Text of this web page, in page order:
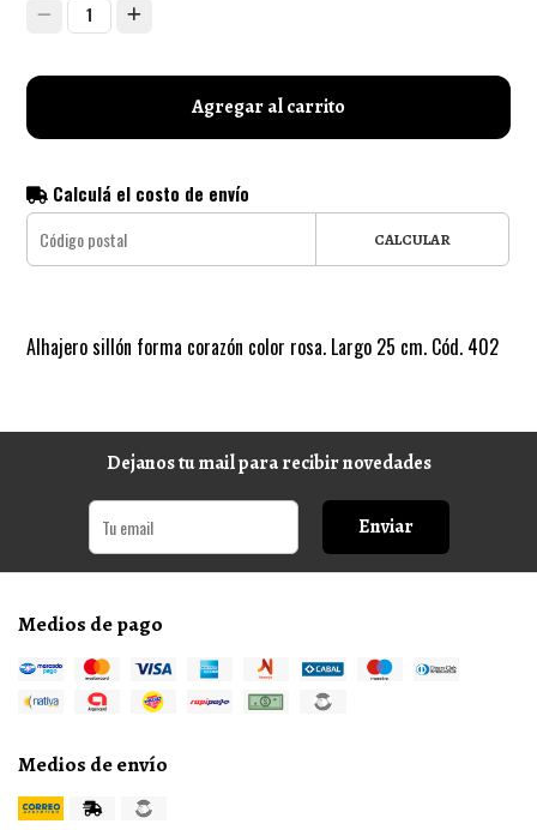
1
Agregar al carrito
Calculá el costo de envío
CALCULAR
Alhajero sillón forma corazón color rosa. Largo 25 cm. Cód. 402
Dejanos tu mail para recibir novedades
Enviar
Medios de pago
Medios de envío